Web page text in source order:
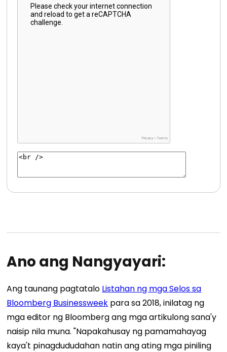
Ano ang Nangyayari:
Ang taunang pagtatalo Listahan ng mga Selos sa
Bloomberg Businessweek para sa 2018, inilatag ng
mga editor ng Bloomberg ang mga artikulong sana'y
naisip nila muna. "Napakahusay ng pamamahayag
kaya't pinagdududahan natin ang ating mga piniling